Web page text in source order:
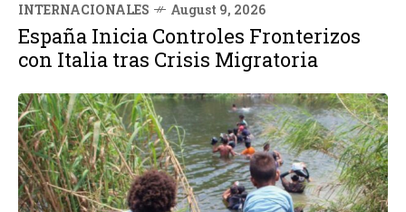
INTERNACIONALES August 9, 2026
España Inicia Controles Fronterizos
con Italia tras Crisis Migratoria